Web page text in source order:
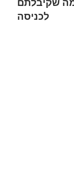
שקיבלתם
לכניסה